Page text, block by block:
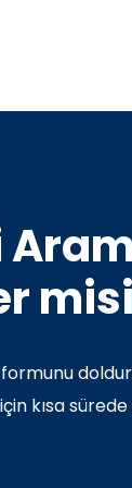
kısa sürede